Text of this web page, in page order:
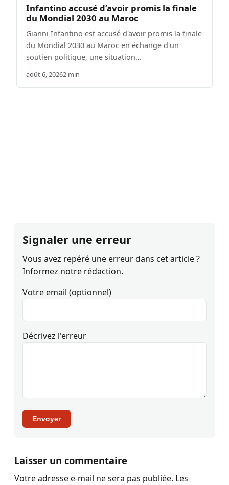
Infantino accusé d’avoir promis la finale
du Mondial 2030 au Maroc
Gianni Infantino est accusé d'avoir promis la finale
du Mondial 2030 au Maroc en échange d'un
soutien politique, une situation…
août 6, 20262 min
Signaler une erreur
Vous avez repéré une erreur dans cet article ?
Informez notre rédaction.
Votre email (optionnel)
Décrivez l'erreur
Envoyer
Laisser un commentaire
Votre adresse e-mail ne sera pas publiée. Les